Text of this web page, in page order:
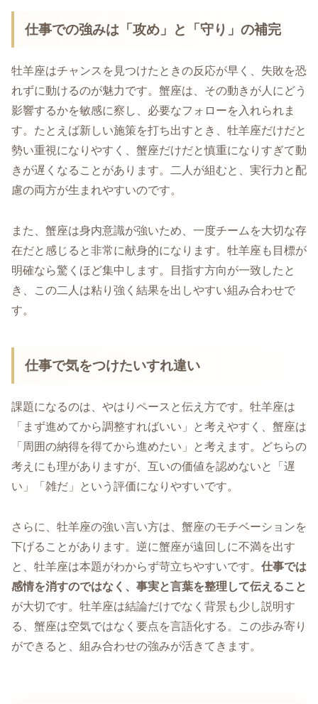
仕事での強みは「攻め」と「守り」の補完
牡羊座はチャンスを見つけたときの反応が早く、失敗を恐
れずに動けるのが魅力です。蟹座は、その動きが人にどう
影響するかを敏感に察し、必要なフォローを入れられま
す。たとえば新しい施策を打ち出すとき、牡羊座だけだと
勢い重視になりやすく、蟹座だけだと慎重になりすぎて動
きが遅くなることがあります。二人が組むと、実行力と配
慮の両方が生まれやすいのです。
また、蟹座は身内意識が強いため、一度チームを大切な存
在だと感じると非常に献身的になります。牡羊座も目標が
明確なら驚くほど集中します。目指す方向が一致したと
き、この二人は粘り強く結果を出しやすい組み合わせで
す。
仕事で気をつけたいすれ違い
課題になるのは、やはりペースと伝え方です。牡羊座は
「まず進めてから調整すればいい」と考えやすく、蟹座は
「周囲の納得を得てから進めたい」と考えます。どちらの
考えにも理がありますが、互いの価値を認めないと「遅
い」「雑だ」という評価になりやすいです。
さらに、牡羊座の強い言い方は、蟹座のモチベーションを
下げることがあります。逆に蟹座が遠回しに不満を出す
と、牡羊座は本題がわからず苛立ちやすいです。 仕事では
感情を消すのではなく、事実と言葉を整理して伝えること
が大切です。牡羊座は結論だけでなく背景も少し説明す
る、蟹座は空気ではなく要点を言語化する。この歩み寄り
ができると、組み合わせの強みが活きてきます。